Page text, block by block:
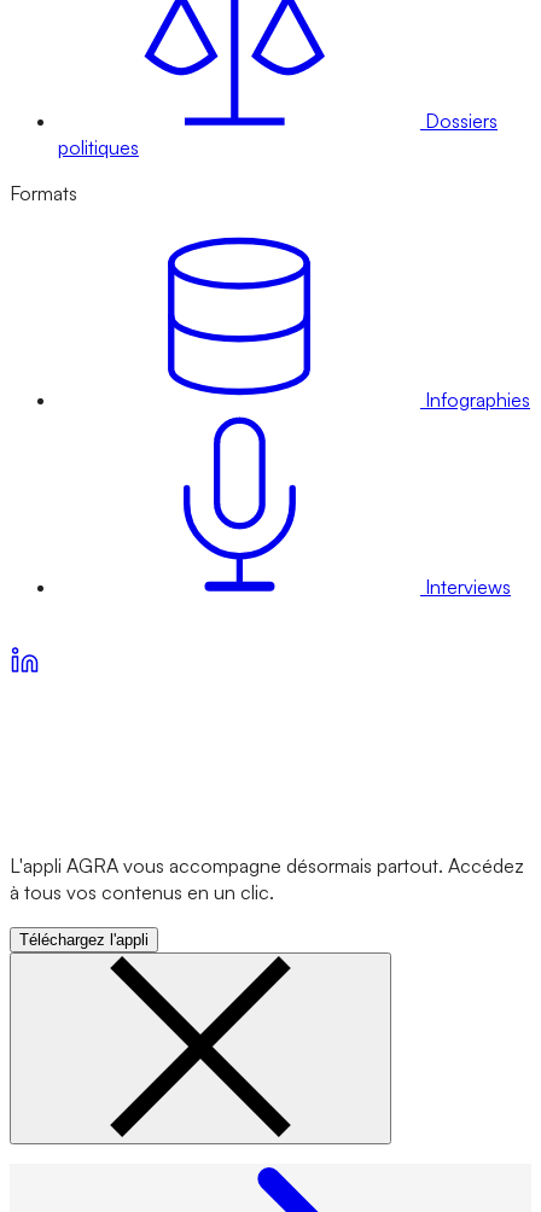
Dossiers
politiques
Formats
Infographies
Interviews
L'appli AGRA vous accompagne désormais partout. Accédez
à tous vos contenus en un clic.
Téléchargez l'appli